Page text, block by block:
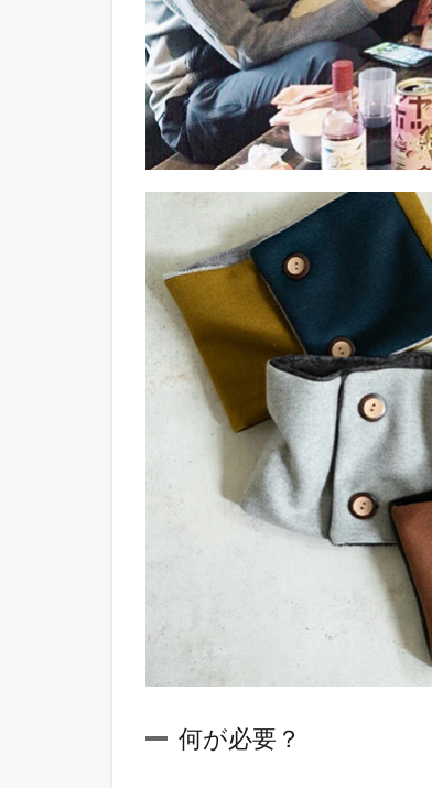
ッ
ク
ウ
ォ
ー
マ
ー
4
小
物
2：
イ
ナ
ブ
どう
使
4.3
何が必要？